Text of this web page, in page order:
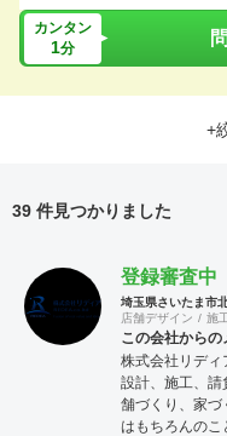
カンタン
1分
+
39 件見つかりました
登録審査中
埼玉県さいたま市
店舗デザイン
施
この会社からの
株式会社リディ
設計、施工、請
舗づくり、家づ
はもちろんのこ